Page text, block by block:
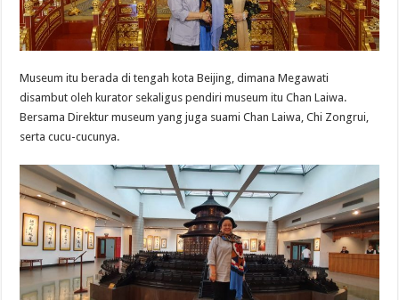
Museum itu berada di tengah kota Beijing, dimana Megawati
disambut oleh kurator sekaligus pendiri museum itu Chan Laiwa.
Bersama Direktur museum yang juga suami Chan Laiwa, Chi Zongrui,
serta cucu-cucunya.